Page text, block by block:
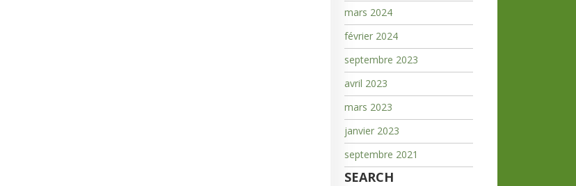
mars 2024
février 2024
septembre 2023
avril 2023
mars 2023
janvier 2023
septembre 2021
SEARCH